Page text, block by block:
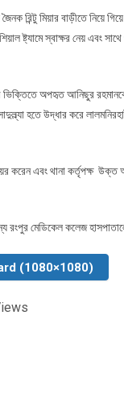
রিন্টু মিয়ার বাড়ীতে নিয়ে
ষ্ট্যামে স্বাক্ষর নেয়
অপহৃত আনিছুর
হতে উদ্ধার করে
করেন এবং থানা কর্তৃপক্ষ উক্ত
মেডিকেল কলেজ
(1080×1080)